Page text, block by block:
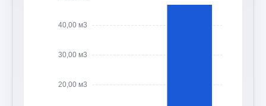
20,00 м3
30,00 м3
40,00 м3